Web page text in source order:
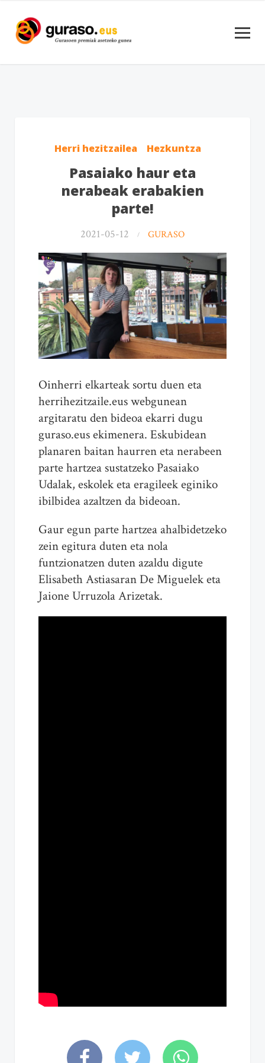
Herri hezitzailea Hezkuntza
Pasaiako haur eta
nerabeak erabakien
parte!
2021-05-12 GURASO
Oinherri elkarteak sortu duen eta
herrihezitzaile.eus webgunean
argitaratu den bideoa ekarri dugu
guraso.eus ekimenera. Eskubidean
planaren baitan haurren eta nerabeen
parte hartzea sustatzeko Pasaiako
Udalak, eskolek eta eragileek eginiko
ibilbidea azaltzen da bideoan.
Gaur egun parte hartzea ahalbidetzeko
zein egitura duten eta nola
funtzionatzen duten azaldu digute
Elisabeth Astiasaran De Miguelek eta
Jaione Urruzola Arizetak.